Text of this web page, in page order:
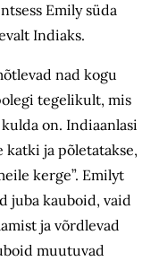
Emily süda
Indiaks.
nad kogu
tegelikult, mis
on. Indiaanlasi
katki ja põletatakse,
kerge”. Emilyt
juba kauboid, vaid
ja võrdlevad
muutuvad